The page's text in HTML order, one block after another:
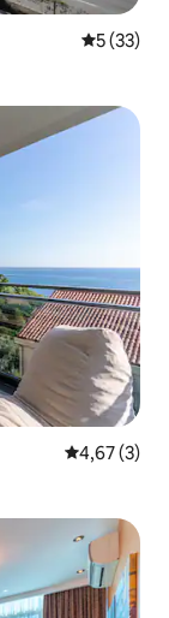
5 ud af 5 i
5 (33)
4,67 ud af 5
4,67 (3)